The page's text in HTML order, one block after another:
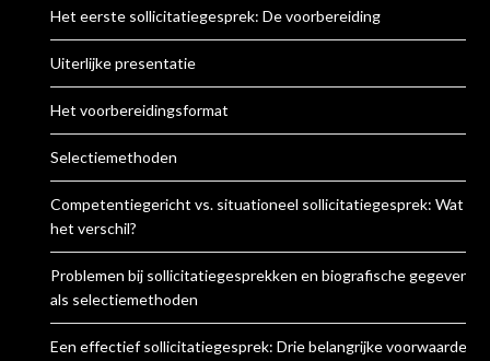
Het eerste sollicitatiegesprek: De voorbereiding
Uiterlijke presentatie
Het voorbereidingsformat
Selectiemethoden
Competentiegericht vs. situationeel sollicitatiegesprek: Wat is
het verschil?
Problemen bij sollicitatiegesprekken en biografische gegevens
als selectiemethoden
Een effectief sollicitatiegesprek: Drie belangrijke voorwaarden